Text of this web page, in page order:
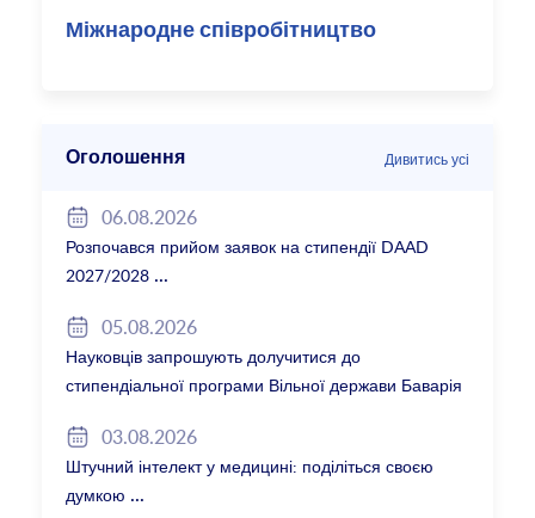
Міжнародне співробітництво
Оголошення Дивитись усі
06.08.2026
Розпочався прийом заявок на стипендії DAAD
2027/2028
05.08.2026
Науковців запрошують долучитися до
стипендіальної програми Вільної держави Баварія
03.08.2026
Штучний інтелект у медицині: поділіться своєю
думкою